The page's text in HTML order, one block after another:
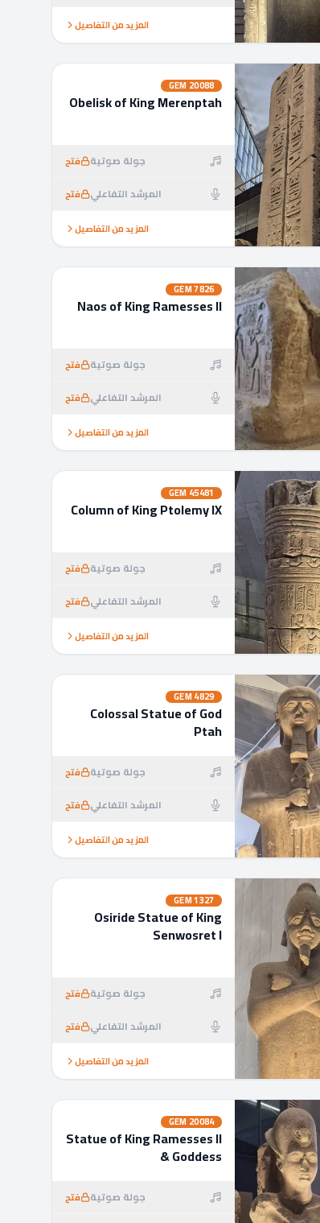
المزيد من التفاصيل
GEM 20088
Obelisk of King Merenptah
جولة صوتية فتح
المرشد التفاعلي فتح
المزيد من التفاصيل
GEM7826
Naos of King Ramesses II
جولة صوتية فتح
المرشد التفاعلي فتح
المزيد من التفاصيل
GEM 45481
Column of King Ptolemy IX
جولة صوتية فتح
المرشد التفاعلي فتح
المزيد من التفاصيل
GEM4829
Colossal Statue of God
Ptah
جولة صوتية فتح
المرشد التفاعلي فتح
المزيد من التفاصيل
GEM1327
Osiride Statue of King
Senwosret I
جولة صوتية فتح
المرشد التفاعلي فتح
المزيد من التفاصيل
GEM 20084
Statue of King Ramesses II
& Goddess
جولة صوتية فتح